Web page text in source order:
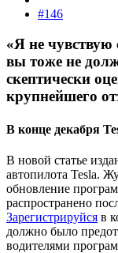
#146
«Я не чувствую
вы тоже не
скептически
крупнейшего
В конце декабря
В новой статье
автопилота Tesla.
обновление
распространено
Зарегистрируйся в
должно было
водителями